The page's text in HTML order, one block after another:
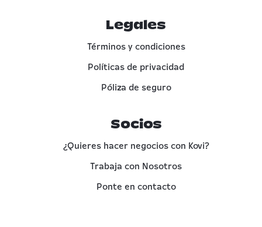
Legales
Términos y condiciones
Políticas de privacidad
Póliza de seguro
Socios
¿Quieres hacer negocios con Kovi?
Trabaja con Nosotros
Ponte en contacto